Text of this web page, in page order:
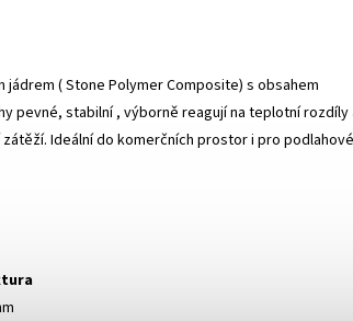
( Stone Polymer Composite) s obsahem
pevné, stabilní , výborně reagují na teplotní rozdíly
Ideální do komerčních prostor i pro podlahové